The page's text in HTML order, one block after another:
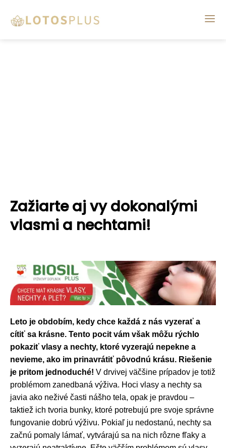
Zažiarte aj vy dokonalými
vlasmi a nechtami!
Leto je obdobím, kedy chce každá z nás vyzerať a
cítiť sa krásne. Tento pocit vám však môžu rýchlo
pokaziť vlasy a nechty, ktoré vyzerajú nepekne a
nevieme, ako im prinavrátiť pôvodnú krásu. Riešenie
je pritom jednoduché! V drvivej väčšine prípadov je totiž
problémom zanedbaná výživa. Hoci vlasy a nechty sa
javia ako neživé časti nášho tela, opak je pravdou –
taktiež ich tvoria bunky, ktoré potrebujú pre svoje správne
fungovanie dobrú výživu. Pokiaľ ju nedostanú, nechty sa
začnú pomaly lámať, vytvárajú sa na nich rôzne fľaky a